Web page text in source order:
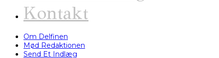
Kontakt
Om Delfinen
Mød Redaktionen
Send Et Indlæg